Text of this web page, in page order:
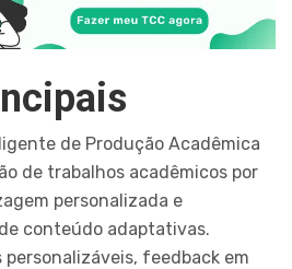
de Produção Acadêmica
de trabalhos acadêmicos por
personalizada e
conteúdo adaptativas.
personalizáveis, feedback em